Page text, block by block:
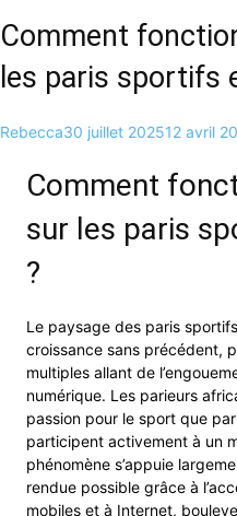
Comment
les paris sportifs
Rebecca30 juillet 202512 avril
Comment
sur les paris
?
Le paysage des paris
croissance sans précédent,
multiples allant de
numérique. Les parieurs
passion pour le sport que
participent activement à un
phénomène s’appuie
rendue possible grâce à
mobiles et à Internet,